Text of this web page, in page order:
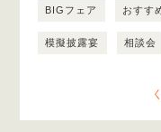
BIGフェア おすす
模擬披露宴 相談会